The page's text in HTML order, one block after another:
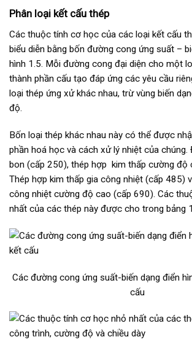
Phân loại kết cấu thép
Các thuộc tính cơ học của các loại kết cấu
biểu diễn bằng bốn đường cong ứng suất –
hình 1.5. Mỗi đường cong đại diện cho một
thành phần cấu tạo đáp ứng các yêu cầu
loại thép ứng xử khác nhau, trừ vùng biến
độ.
Bốn loại thép khác nhau này có thể được
phần hoá học và cách xử lý nhiệt của
bon (cấp 250), thép hợp kim thấp cường độ
Thép hợp kim thấp gia công nhiệt (cấp 485)
công nhiệt cường độ cao (cấp 690). Các
nhất của các thép này được cho trong bảng
Các đường cong ứng suất-biến dạng điển
cấu